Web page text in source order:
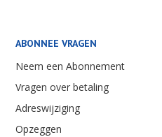
ABONNEE VRAGEN
Neem een Abonnement
Vragen over betaling
Adreswijziging
Opzeggen